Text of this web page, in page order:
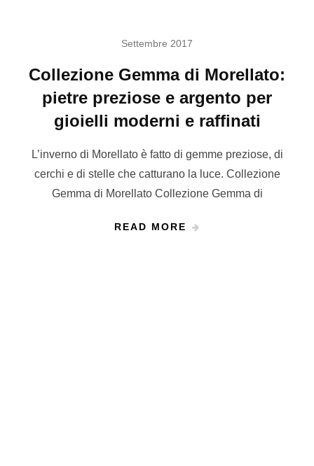
Settembre 2017
Collezione Gemma di Morellato:
pietre preziose e argento per
gioielli moderni e raffinati
L’inverno di Morellato è fatto di gemme preziose, di
cerchi e di stelle che catturano la luce. Collezione
Gemma di Morellato Collezione Gemma di
READ MORE